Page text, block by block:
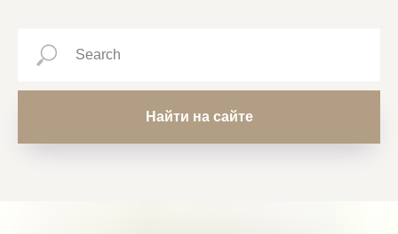
Найти на сайте